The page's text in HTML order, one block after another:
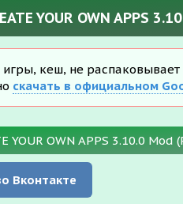
YOUR OWN APPS
игры, кеш, не
скачать в официальном
YOUR OWN APPS 3.10.0 Mod
Вконтакте